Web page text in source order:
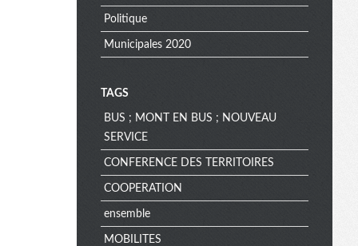
Politique
Municipales 2020
TAGS
BUS ; MONT EN BUS ; NOUVEAU
SERVICE
CONFERENCE DES TERRITOIRES
COOPERATION
ensemble
MOBILITES